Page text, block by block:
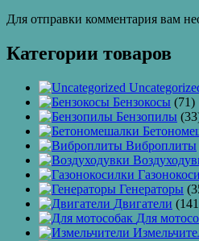
Для отправки комментария вам
Категории товаров
Бензокосы (71)
Бензопилы
Виброплиты
Генераторы
Двигатели
Для